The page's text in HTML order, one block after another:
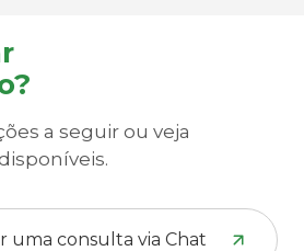
a seguir ou veja
uma consulta via Chat